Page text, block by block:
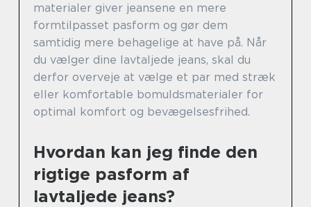
materialer giver jeansene en mere
formtilpasset pasform og gør dem
samtidig mere behagelige at have på. Når
du vælger dine lavtaljede jeans, skal du
derfor overveje at vælge et par med stræk
eller komfortable bomuldsmaterialer for
optimal komfort og bevægelsesfrihed.
Hvordan kan jeg finde den
rigtige pasform af
lavtaljede jeans?